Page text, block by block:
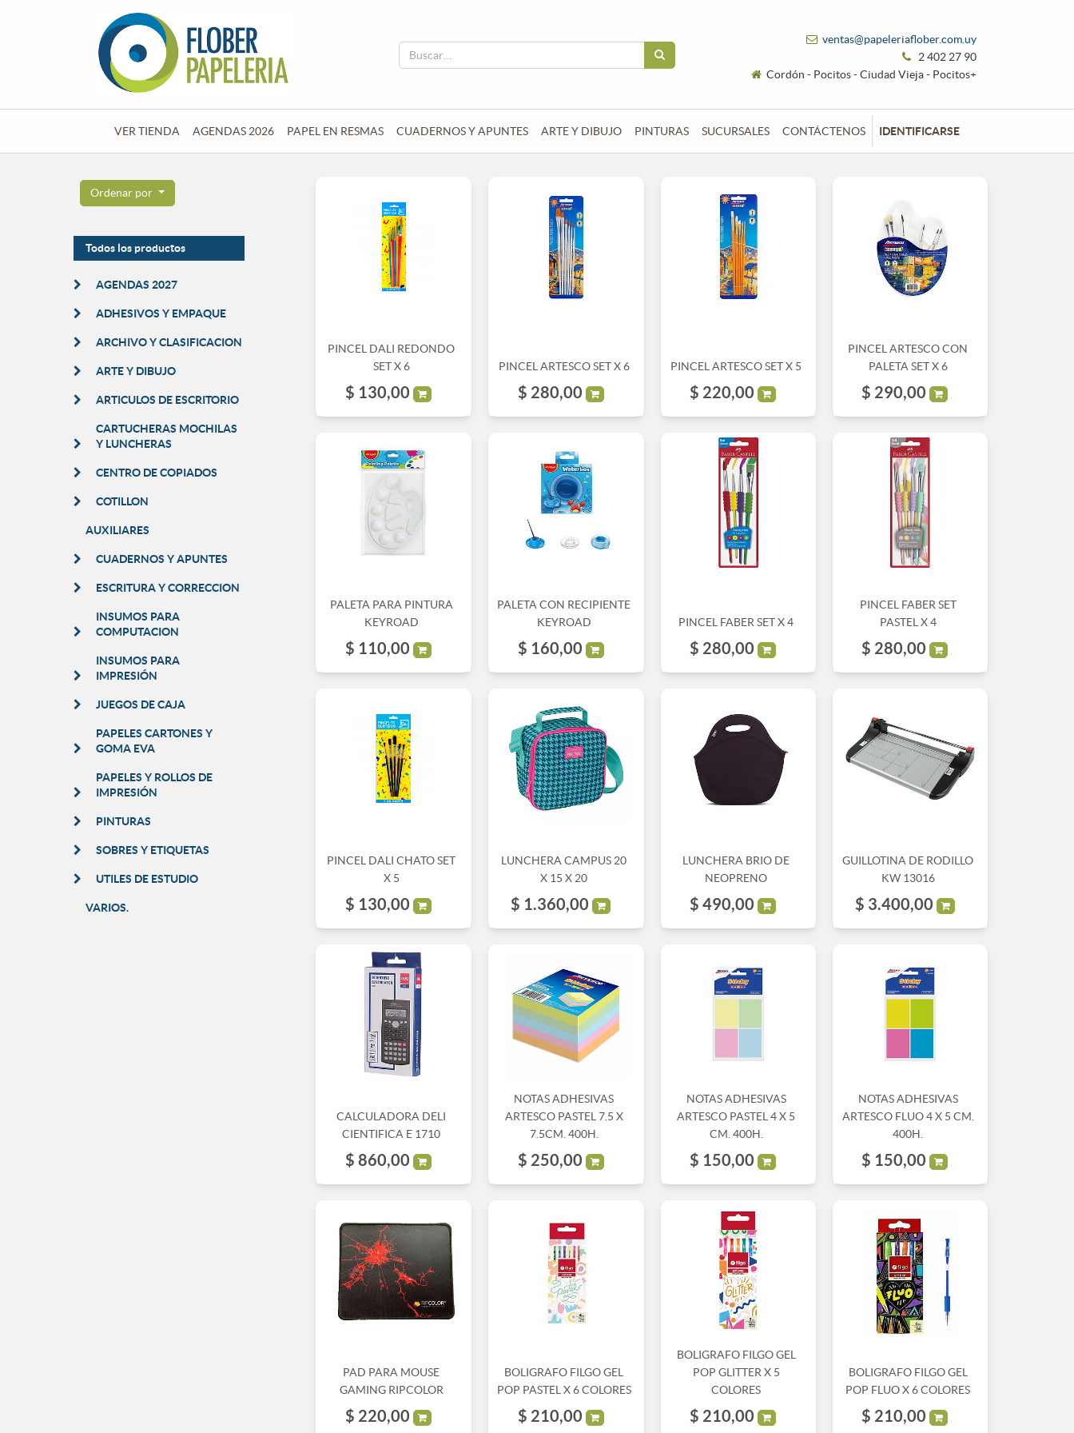
ventas@papeleriaflober.com.uy
2 402 27 90
Cordón - Pocitos - Ciudad Vieja - Pocitos+
VER TIENDA AGENDAS 2026 PAPEL EN RESMAS CUADERNOS Y APUNTES ARTE Y DIBUJO PINTURAS SUCURSALES CONTÁCTENOS IDENTIFICARSE
Ordenar por
Todos los productos
AGENDAS 2027
ADHESIVOS Y EMPAQUE
ARCHIVO Y CLASIFICACION
ARTE Y DIBUJO
ARTICULOS DE ESCRITORIO
CARTUCHERAS MOCHILAS
Y LUNCHERAS
CENTRO DE COPIADOS
COTILLON
AUXILIARES
CUADERNOS Y APUNTES
ESCRITURA Y CORRECCION
INSUMOS PARA
COMPUTACION
INSUMOS PARA
IMPRESIÓN
JUEGOS DE CAJA
PAPELES CARTONES Y
GOMA EVA
PAPELES Y ROLLOS DE
IMPRESIÓN
PINTURAS
SOBRES Y ETIQUETAS
UTILES DE ESTUDIO
VARIOS.
PINCEL DALI REDONDO
SET X 6
$ 130,00
PINCEL ARTESCO SET X 6
$ 280,00
PINCEL ARTESCO SET X 5
$ 220,00
PINCEL ARTESCO CON
PALETA SET X 6
$ 290,00
PALETA PARA PINTURA
KEYROAD
$ 110,00
PALETA CON RECIPIENTE
KEYROAD
$ 160,00
PINCEL FABER SET X 4
$ 280,00
PINCEL FABER SET
PASTEL X 4
$ 280,00
PINCEL DALI CHATO SET
X 5
$ 130,00
LUNCHERA CAMPUS 20
X 15 X 20
$ 1.360,00
LUNCHERA BRIO DE
NEOPRENO
$490,00
GUILLOTINA DE RODILLO
KW 13016
$ 3.400,00
CALCULADORA DELI
CIENTIFICA E 1710
$ 860,00
NOTAS ADHESIVAS
ARTESCO PASTEL 7.5 X
7.5CM. 400H.
$ 250,00
NOTAS ADHESIVAS
ARTESCO PASTEL 4 X 5
CM. 400H.
$ 150,00
NOTAS ADHESIVAS
ARTESCO FLUO 4 X 5 CM.
400H.
$ 150,00
PAD PARA MOUSE
GAMING RIPCOLOR
$ 220,00
BOLIGRAFO FILGO GEL
POP PASTEL X 6 COLORES
$ 210,00
BOLIGRAFO FILGO GEL
POP GLITTER X 5
COLORES
$ 210,00
BOLIGRAFO FILGO GEL
POP FLUO X 6 COLORES
$ 210,00